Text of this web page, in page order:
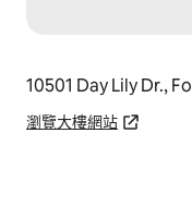
10501 Day Lily Dr.,
瀏覽大樓網站